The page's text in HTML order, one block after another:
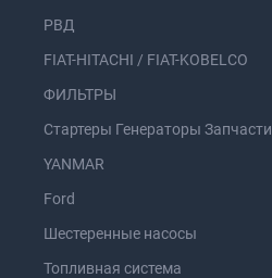
РВД
FIAT-HITACHI / FIAT-KOBELCO
ФИЛЬТРЫ
Стартеры Генераторы Запчасти
YANMAR
Ford
Шестеренные насосы
Топливная система